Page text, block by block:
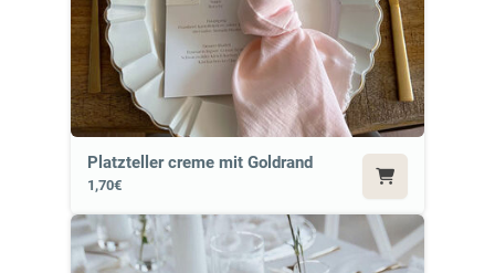
Platzteller creme mit Goldrand
1,70€